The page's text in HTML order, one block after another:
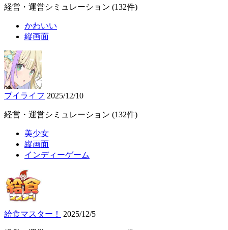
経営・運営シミュレーション (132件)
かわいい
縦画面
ブイライフ 2025/12/10
経営・運営シミュレーション (132件)
美少女
縦画面
インディーゲーム
給食マスター！ 2025/12/5